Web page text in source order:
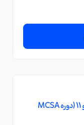
بهترین دوره آموزش ویندوز 10 و 11 (دوره MCSA